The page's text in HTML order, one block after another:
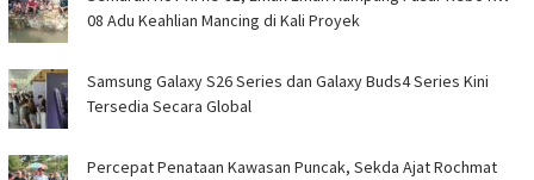
08 Adu Keahlian Mancing di Kali Proyek ‎
Samsung Galaxy S26 Series dan Galaxy Buds4 Series Kini
Tersedia Secara Global
‎Percepat Penataan Kawasan Puncak, Sekda Ajat Rochmat